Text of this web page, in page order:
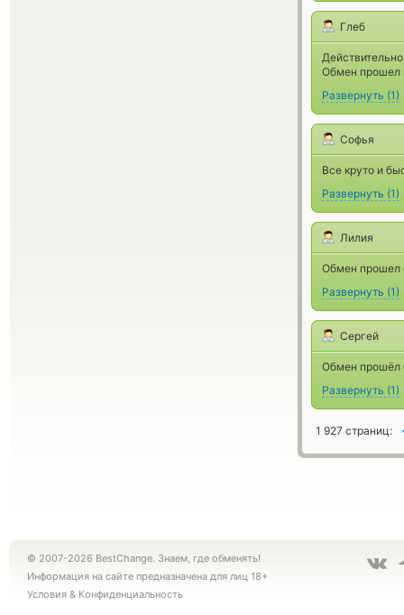
Глеб
Обмен прошел
Развернуть (1)
Софья
Все круто и
Развернуть (1)
Лилия
Обмен прошел
Развернуть (1)
Сергей
Обмен прошёл
Развернуть (1)
1 927 страниц:
© 2007-2026 BestChange. Знаем, где обменять!
Информация на сайте предназначена для лиц 18+
Условия & Конфиденциальность